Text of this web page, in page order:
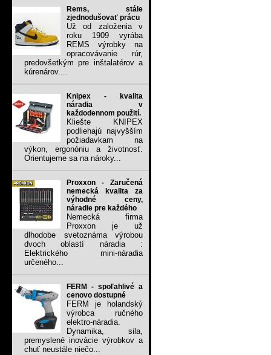
Rems, stále
zjednodušovať prácu
Už od založenia v
roku 1909 vyrába
REMS výrobky na
opracovávanie rúr,
predovšetkým pre inštalatérov a
kúrenárov....
Knipex - kvalita
náradia v
každodennom použití.
Kliešte KNIPEX
podliehajú najvyšším
požiadavkam na
výkon, ergonóniu a životnosť.
Orientujeme sa na nároky...
Proxxon - Zaručená
nemecká kvalita za
výhodné ceny,
náradie pre každého
Nemecká firma
Proxxon je už
dlhodobe svetoznáma výrobou
dvoch oblastí náradia :
Elektrického mini-náradia
určeného...
FERM - spoľahlivé a
cenovo dostupné
FERM je holandský
výrobca ručného
elektro-náradia.
Dynamika, sila,
premyslené inovácie výrobkov a
chuť neustále niečo...